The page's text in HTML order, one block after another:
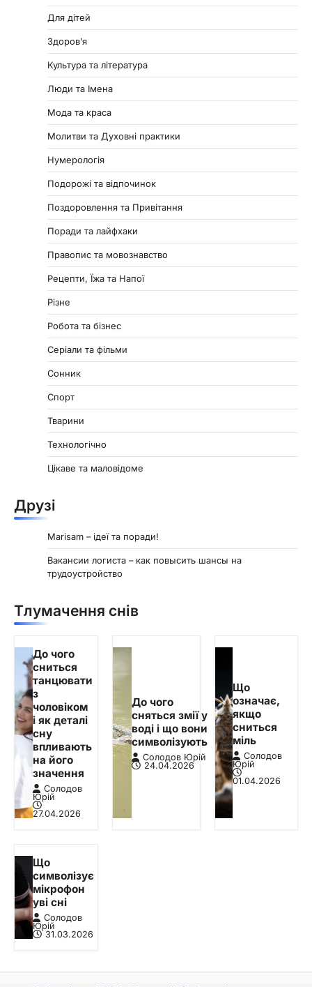
Для дітей
Здоровʼя
Культура та література
Люди та Імена
Мода та краса
Молитви та Духовні практики
Нумерологія
Подорожі та відпочинок
Поздоровлення та Привітання
Поради та лайфхаки
Правопис та мовознавство
Рецепти, Їжа та Напої
Різне
Робота та бізнес
Серіали та фільми
Сонник
Спорт
Тварини
Технологічно
Цікаве та маловідоме
Друзі
Marisam – ідеї та поради!
Вакансии логиста – как повысить шансы на
трудоустройство
Тлумачення снів
До чого
сниться
танцювати
з
чоловіком
і як деталі
сну
впливають
на його
значення
Солодов
Юрій
27.04.2026
До чого
сняться змії у
воді і що вони
символізують
Солодов Юрій
24.04.2026
Що
означає,
якщо
сниться
міль
Солодов
Юрій
01.04.2026
Що
символізує
мікрофон
уві сні
Солодов
Юрій
31.03.2026